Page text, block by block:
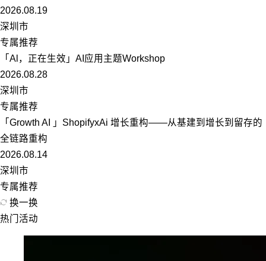
2026.08.19
深圳市
专属推荐
「Al，正在生效」AI应用主题Workshop
2026.08.28
深圳市
专属推荐
「Growth AI 」ShopifyxAi 增长重构——从基建到增长到留存的
全链路重构
2026.08.14
深圳市
专属推荐
换一换
热门活动